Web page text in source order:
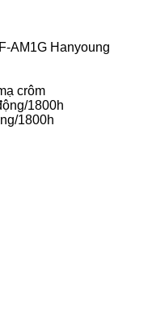
AM1G Hanyoung
crôm
1800h
1800h